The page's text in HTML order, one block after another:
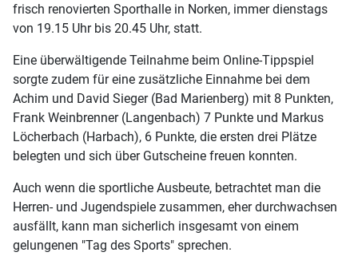
frisch renovierten Sporthalle in Norken, immer dienstags
von 19.15 Uhr bis 20.45 Uhr, statt.
Eine überwältigende Teilnahme beim Online-Tippspiel
sorgte zudem für eine zusätzliche Einnahme bei dem
Achim und David Sieger (Bad Marienberg) mit 8 Punkten,
Frank Weinbrenner (Langenbach) 7 Punkte und Markus
Löcherbach (Harbach), 6 Punkte, die ersten drei Plätze
belegten und sich über Gutscheine freuen konnten.
Auch wenn die sportliche Ausbeute, betrachtet man die
Herren- und Jugendspiele zusammen, eher durchwachsen
ausfällt, kann man sicherlich insgesamt von einem
gelungenen "Tag des Sports" sprechen.